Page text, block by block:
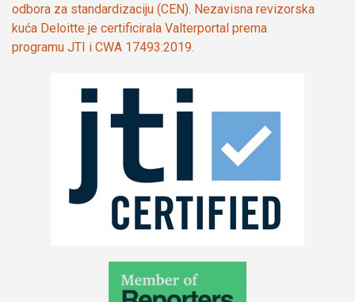
odbora za standardizaciju (CEN). Nezavisna revizorska
kuća Deloitte je certificirala Valterportal prema
programu JTI i CWA 17493:2019.